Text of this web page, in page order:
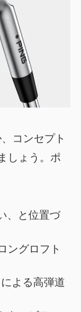
コンセプト
しょう。ポ
、と位置づ
ングロフト
よる高弾道